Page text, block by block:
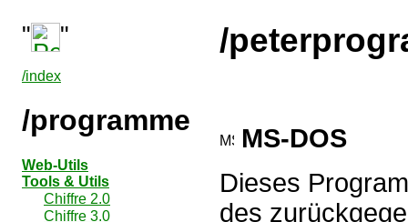
" "
/index
/programme
Web-Utils
Tools & Utils
Chiffre 2.0
Chiffre 3.0
/
MS-DOS
Dieses
des